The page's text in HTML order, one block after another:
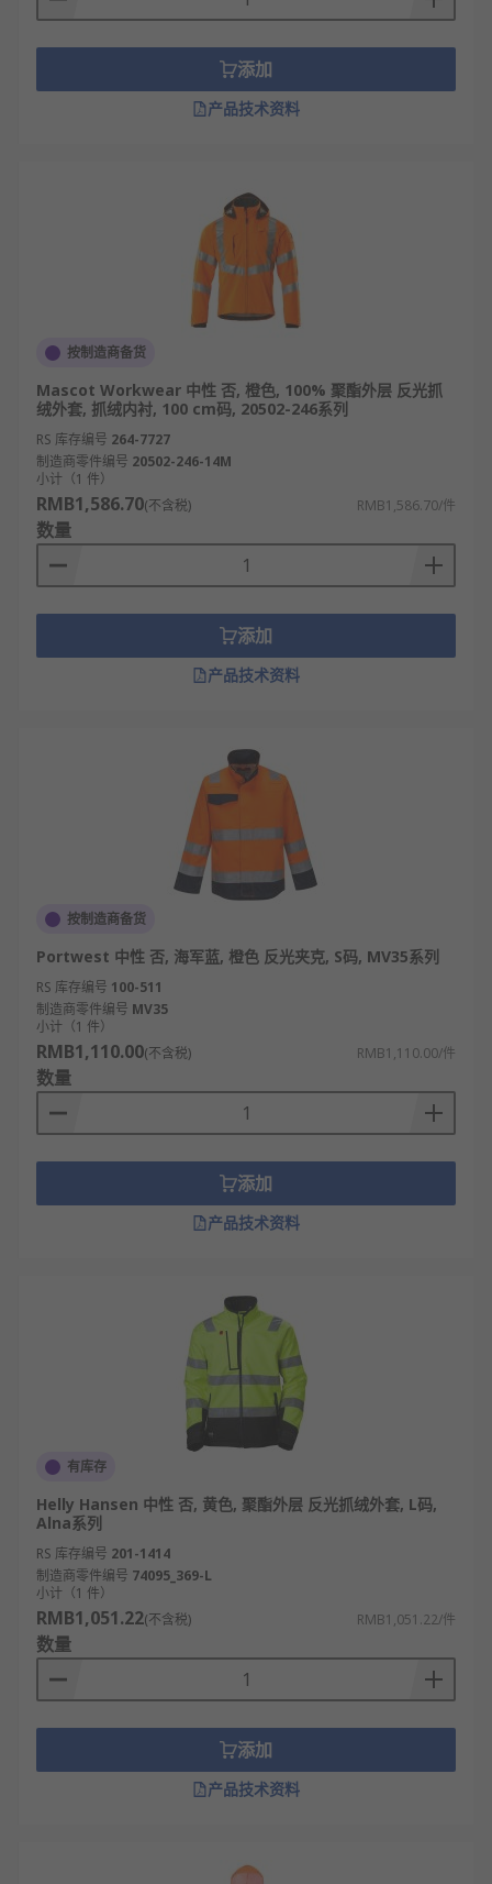
添加
产品技术资料
按制造商备货
Mascot Workwear 中性 否, 橙色, 100% 聚酯外层 反光抓
绒外套, 抓绒内衬, 100 cm码, 20502-246系列
RS 库存编号 264-7727
制造商零件编号 20502-246-14M
小计（1 件）
RMB1,586.70(不含税) RMB1,586.70/件
数量
添加
产品技术资料
按制造商备货
Portwest 中性 否, 海军蓝, 橙色 反光夹克, S码, MV35系列
RS 库存编号 100-511
制造商零件编号 MV35
小计（1 件）
RMB1,110.00(不含税) RMB1,110.00/件
数量
添加
产品技术资料
有库存
Helly Hansen 中性 否, 黄色, 聚酯外层 反光抓绒外套, L码,
Alna系列
RS 库存编号 201-1414
制造商零件编号 74095_369-L
小计（1 件）
RMB1,051.22(不含税) RMB1,051.22/件
数量
添加
产品技术资料